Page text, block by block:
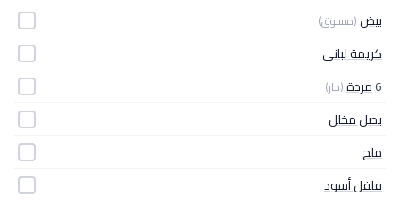
بيض(مسلوق)
كريمة لبانى
6مردة(حار)
بصل مخلل
ملح
فلفل أسود